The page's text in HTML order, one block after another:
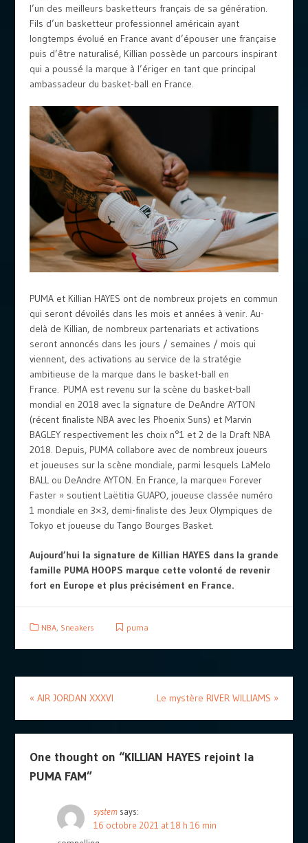
l’un des meilleurs basketteurs français de sa génération.
Fils d’un basketteur professionnel américain ayant
longtemps évolué en France avant d’épouser une française
puis d’être naturalisé, Killian possède un parcours inspirant
qui a poussé la marque à l’ériger en tant que principal
ambassadeur du basket-ball en France.
PUMA et Killian HAYES ont de nombreux projets en commun
qui seront dévoilés dans les mois et années à venir. Au-
delà de Killian, de nombreux partenariats et activations
seront annoncés dans les jours / semaines / mois qui
viennent, des activations au service de la stratégie
ambitieuse de la marque dans le basket-ball en
France. PUMA est revenu sur la scène du basket-ball
mondial en 2018 avec la signature de DeAndre AYTON
(récent finaliste NBA avec les Phoenix Suns) et Marvin
BAGLEY respectivement les choix n°1 et 2 de la Draft NBA
2018. Depuis, PUMA collabore avec de nombreux joueurs
et joueuses sur la scène mondiale, parmi lesquels LaMelo
BALL ou DeAndre AYTON. En France, la marque« Forever
Faster » soutient Laëtitia GUAPO, joueuse classée numéro
1 mondiale en 3×3, demi-finaliste des Jeux Olympiques de
Tokyo et joueuse du Tango Bourges Basket.
Aujourd’hui la signature de Killian HAYES dans la grande
famille PUMA HOOPS marque cette volonté de revenir
fort en Europe et plus précisément en France.
NBA, Sneakers puma
« AIR JORDAN XXXVI Le mystère RIVER WILLIAMS »
One thought on “KILLIAN HAYES rejoint la
PUMA FAM”
system says:
16 octobre 2021 at 18 h 16 min